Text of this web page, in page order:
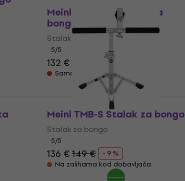
Meinl THBS-BK Stalak za
bongo
Stalak za bongo
5/5
132 €
- 5 %
Samo po porudžbini
Meinl TMB-S Stalak za bongo
Stalak za bongo
5/5
136 €149 €
- 9 %
Na zalihama kod dobavljača